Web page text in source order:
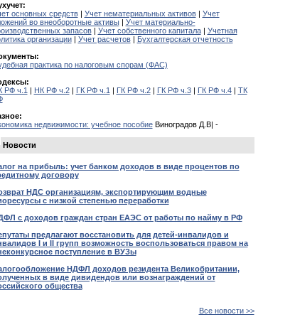
основных средств| Учет нематериальных активов| Учет
во внеоборотные активы| Учет материально-
запасов| Учет собственного капитала| Учетная
организации| Учет расчетов| Бухгалтерская отчетность
практика по налоговым спорам (ФАС)
РФ ч.1 | НК РФ ч.2| ГК РФ ч.1 | ГК РФ ч.2| ГК РФ ч.3| ГК РФ ч.4| ТК
недвижимости: учебное пособиеВиноградов Д.В| -
Новости
на прибыль: учет банком доходов в виде процентов по
договору
НДС организациям, экспортирующим водные
с низкой степенью переработки
с доходов граждан стран ЕАЭС от работы по найму в РФ
предлагают восстановить для детей-инвалидов и
I и II групп возможность воспользоваться правом на
поступление в ВУЗы
НДФЛ доходов резидента Великобритании,
в виде дивидендов или вознаграждений от
общества
Все новости >>